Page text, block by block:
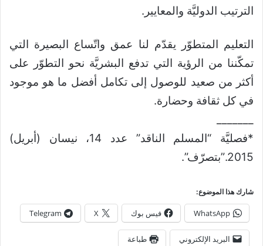
الترتيب الدوليَّة والمعايير.
التعليم المتطوّر يقدّم لنا عمق واتّساع البصيرة التي
تمكّننا من الرؤية التي تدفع البشريَّة نحو التطوّر على
أكثر من صعيد للوصول إلى تكامل أفضل ما هو موجود
في كل ثقافة وحضارة.
*فصليَّة “المسلم الناقد” عدد 14، نيسان (أبريل)
2015.”بتصرّف”.
شارك هذا الموضوع:
WhatsApp فيس بوك X
Telegram
البريد الإلكتروني طباعة